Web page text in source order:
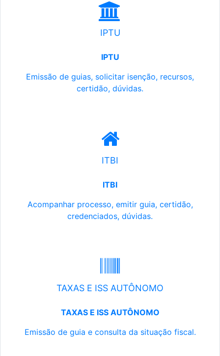
IPTU
IPTU
Emissão de guias, solicitar isenção, recursos,
certidão, dúvidas.
ITBI
ITBI
Acompanhar processo, emitir guia, certidão,
credenciados, dúvidas.
TAXAS E ISS AUTÔNOMO
TAXAS E ISS AUTÔNOMO
Emissão de guia e consulta da situação fiscal.